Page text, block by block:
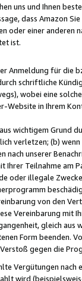
uns und Ihnen
dass Amazon
oder einer
ist.
Anmeldung für die
schriftliche
wobei eine
Website in Ihrem
wichtigem Grund
verletzen; (b)
unserer
Ihrer Teilnahme am
illegale
von den
Vereinbarung mit
gleich
Form beenden.
gegen die
Vergütungen
wird